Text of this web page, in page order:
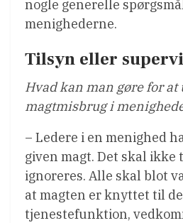
nogle generelle
menighederne.
Tilsyn eller
Hvad kan man gøre for at
magtmisbrug i
– Ledere i en menighed
given magt. Det skal ikke
ignoreres. Alle skal blot
at magten er knyttet til
tjenestefunktion,